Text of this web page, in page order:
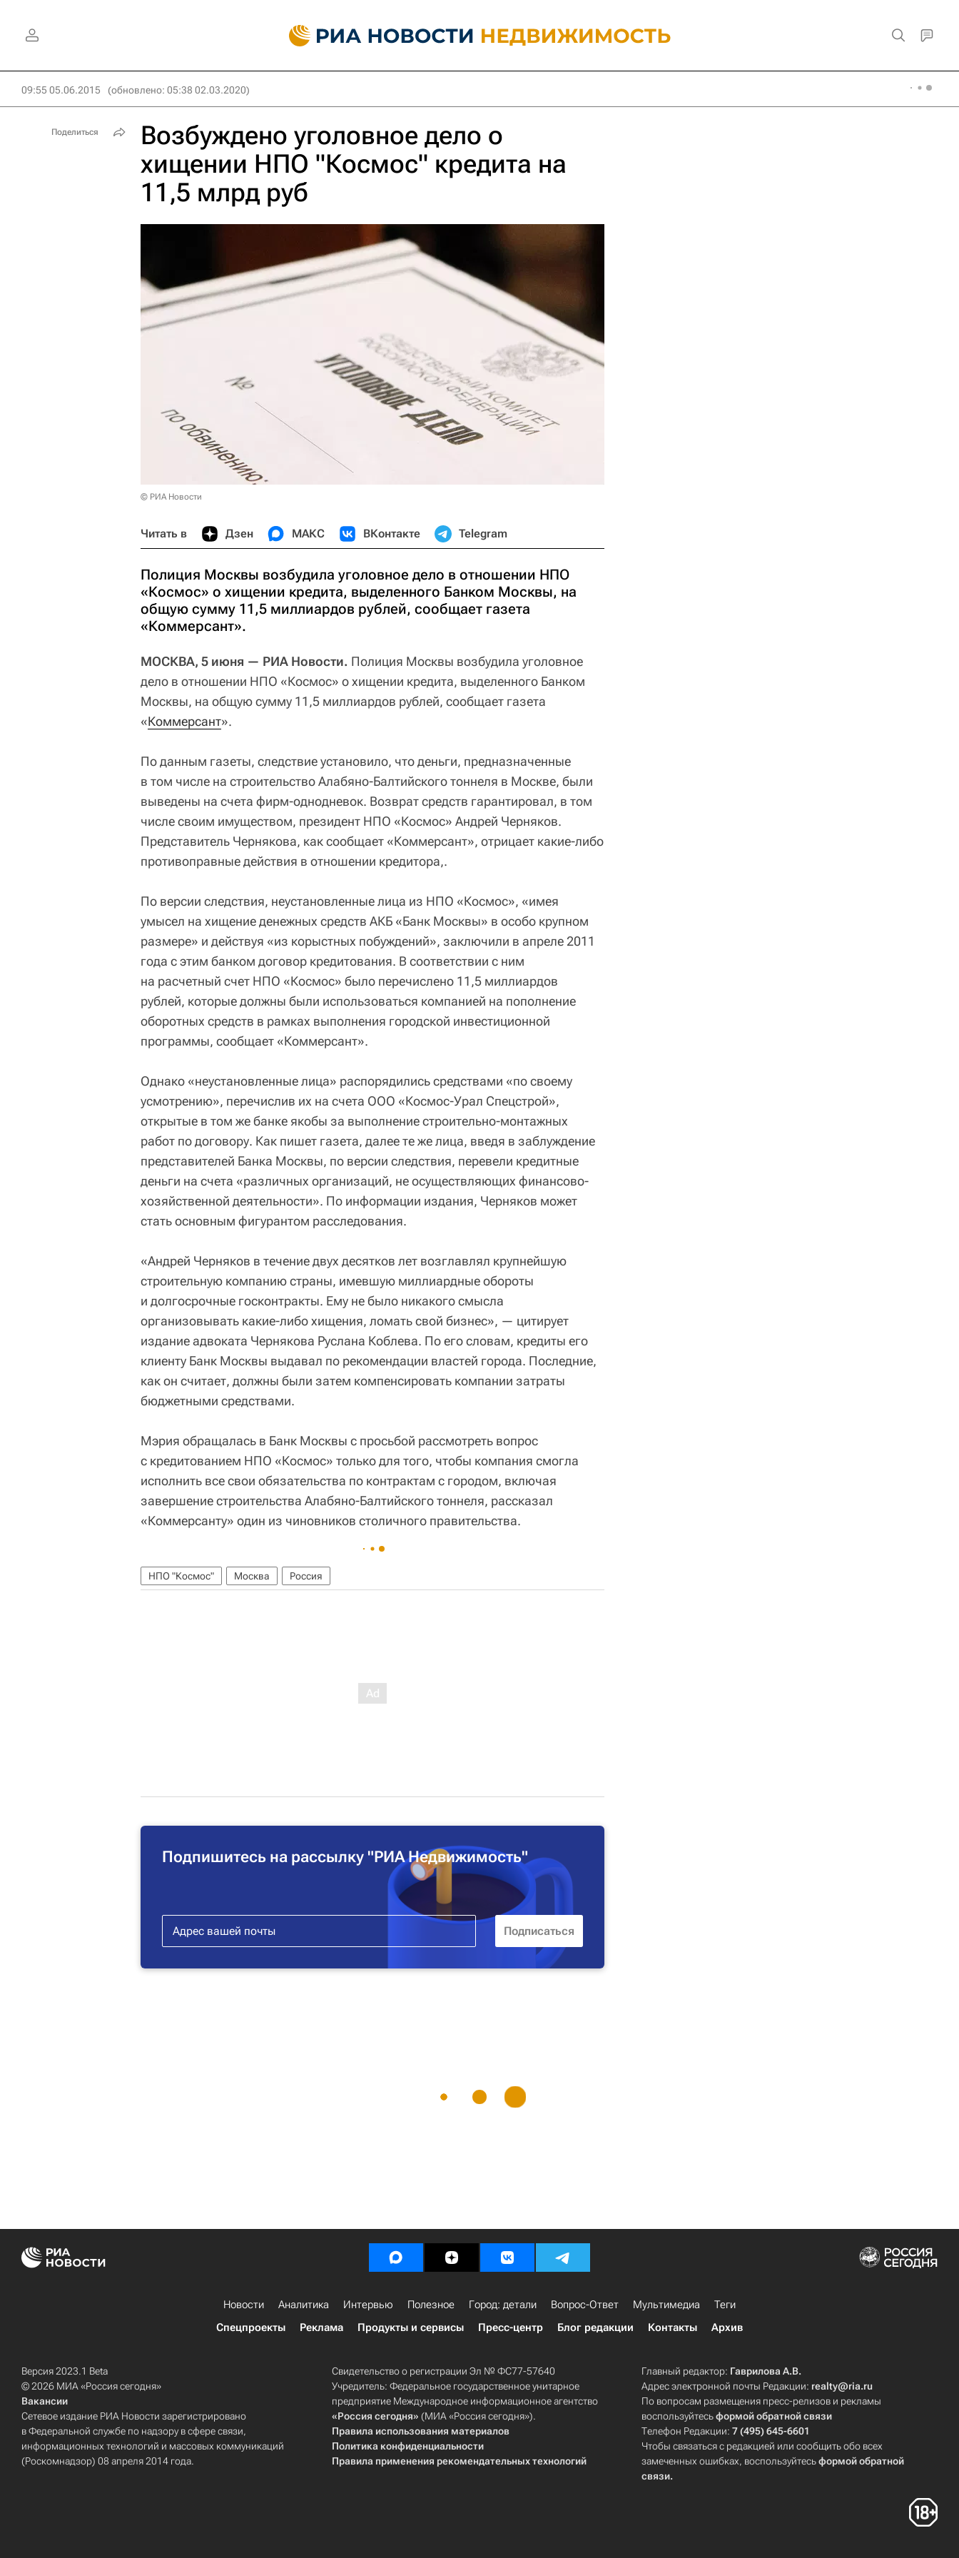
09:55 05.06.2015 (обновлено: 05:38 02.03.2020)
Возбуждено уголовное дело о
хищении НПО "Космос" кредита на
11,5 млрд руб
© РИА Новости
Читать в Дзен МАКС ВКонтакте Telegram
Полиция Москвы возбудила уголовное дело в отношении НПО
«Космос» о хищении кредита, выделенного Банком Москвы, на
общую сумму 11,5 миллиардов рублей, сообщает газета
«Коммерсант».
МОСКВА, 5 июня — РИА Новости. Полиция Москвы возбудила уголовное
дело в отношении НПО «Космос» о хищении кредита, выделенного Банком
Москвы, на общую сумму 11,5 миллиардов рублей, сообщает газета
«Коммерсант».
По данным газеты, следствие установило, что деньги, предназначенные
в том числе на строительство Алабяно-Балтийского тоннеля в Москве, были
выведены на счета фирм-однодневок. Возврат средств гарантировал, в том
числе своим имуществом, президент НПО «Космос» Андрей Черняков.
Представитель Чернякова, как сообщает «Коммерсант», отрицает какие-либо
противоправные действия в отношении кредитора,.
По версии следствия, неустановленные лица из НПО «Космос», «имея
умысел на хищение денежных средств АКБ «Банк Москвы» в особо крупном
размере» и действуя «из корыстных побуждений», заключили в апреле 2011
года с этим банком договор кредитования. В соответствии с ним
на расчетный счет НПО «Космос» было перечислено 11,5 миллиардов
рублей, которые должны были использоваться компанией на пополнение
оборотных средств в рамках выполнения городской инвестиционной
программы, сообщает «Коммерсант».
Однако «неустановленные лица» распорядились средствами «по своему
усмотрению», перечислив их на счета ООО «Космос-Урал Спецстрой»,
открытые в том же банке якобы за выполнение строительно-монтажных
работ по договору. Как пишет газета, далее те же лица, введя в заблуждение
представителей Банка Москвы, по версии следствия, перевели кредитные
деньги на счета «различных организаций, не осуществляющих финансово-
хозяйственной деятельности». По информации издания, Черняков может
стать основным фигурантом расследования.
«Андрей Черняков в течение двух десятков лет возглавлял крупнейшую
строительную компанию страны, имевшую миллиардные обороты
и долгосрочные госконтракты. Ему не было никакого смысла
организовывать какие-либо хищения, ломать свой бизнес», — цитирует
издание адвоката Чернякова Руслана Коблева. По его словам, кредиты его
клиенту Банк Москвы выдавал по рекомендации властей города. Последние,
как он считает, должны были затем компенсировать компании затраты
бюджетными средствами.
Мэрия обращалась в Банк Москвы с просьбой рассмотреть вопрос
с кредитованием НПО «Космос» только для того, чтобы компания смогла
исполнить все свои обязательства по контрактам с городом, включая
завершение строительства Алабяно-Балтийского тоннеля, рассказал
«Коммерсанту» один из чиновников столичного правительства.
НПО "Космос" Москва Россия
Подпишитесь на рассылку "РИА Недвижимость"
Поделиться
Новости Аналитика Интервью Полезное Город: детали Вопрос-Ответ Мультимедиа
Теги
Спецпроекты
Реклама Продукты и сервисы Пресс-центр Блог редакции Контакты Архив
Версия 2023.1 Beta
© 2026 МИА «Россия сегодня»
Вакансии
Сетевое издание РИА Новости зарегистрировано
в Федеральной службе по надзору в сфере связи,
информационных технологий и массовых коммуникаций
(Роскомнадзор) 08 апреля 2014 года.
Свидетельство о регистрации Эл № ФС77-57640
Учредитель: Федеральное государственное унитарное
предприятие Международное информационное агентство
«Россия сегодня» (МИА «Россия сегодня»).
Правила использования материалов
Политика конфиденциальности
Правила применения рекомендательных технологий
Главный редактор: Гаврилова А.В.
Адрес электронной почты Редакции: realty@ria.ru
По вопросам размещения пресс-релизов и рекламы
воспользуйтесьформой обратной связи
Телефон Редакции:7 (495) 645-6601
Чтобы связаться с редакцией или сообщить обо всех
замеченных ошибках, воспользуйтесьформой обратной
связи.